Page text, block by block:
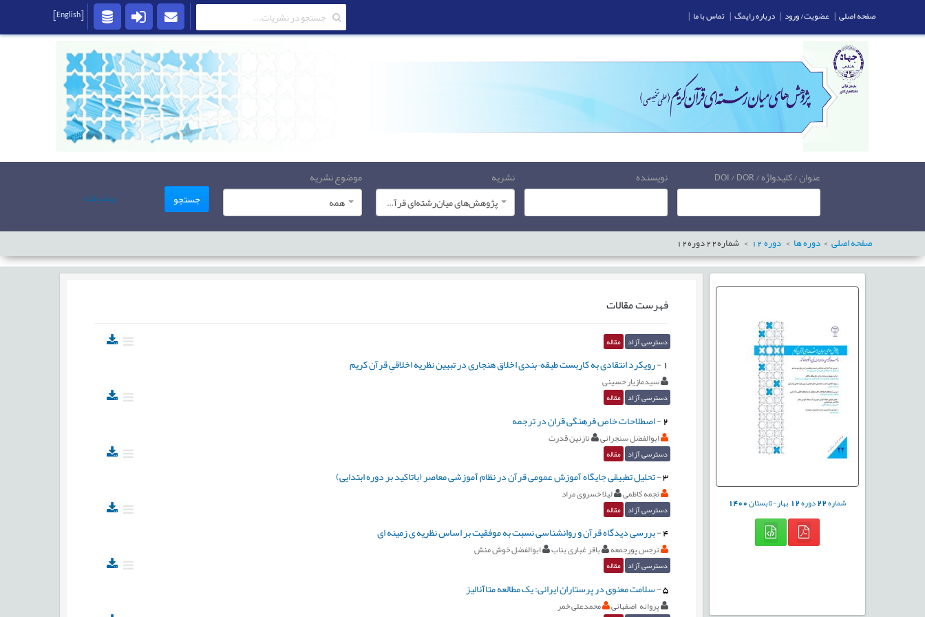
عنوان / کلیدواژه / DOI / DOR نویسنده
نشریه
پژوهش‌های میان‌رشته‌ای قرآن کریم
موضوع نشریه
همه
جستجو پیشرفته
صفحه اصلی دوره ها دوره شماره22دوره12
شماره22دوره12 بهار-تابستان1400
فهرست مقالات
دسترسی آزاد مقاله
1
-رویکرد انتقادی به کاربست طبقه¬بندی اخلاق هنجاری در تبیین نظریه اخلاقیِ قرآن کریم
سیدمازیار حسینی
دسترسی آزاد مقاله
2
-اصطلاحات خاص فرهنگی قران در ترجمه
ابوالفضل سنجرانی نازنین قدرت
دسترسی آزاد مقاله
3
-تحلیل تطبیقی جایگاه آموزش عمومی قرآن در نظام آموزشی معاصر (باتاکید بر دوره ابتدایی)
نجمه کاظمی لیلا خسروی مراد
دسترسی آزاد مقاله
4
-بررسی دیدگاه قرآن و روانشناسی نسبت به موفقیت بر اساس نظریه ی زمینه ای
نرجس پورجمعه باقر غباری بناب ابوالفضل خوش منش
دسترسی آزاد مقاله
5
-سلامت معنوی در پرستاران ایرانی: یک مطالعه متاآنالیز
پروانه اصفهانی محمدعلی خمر
صفحه اصلی | عضویت/ ورود | درباره رایمگ | تماس با ما |
[English]